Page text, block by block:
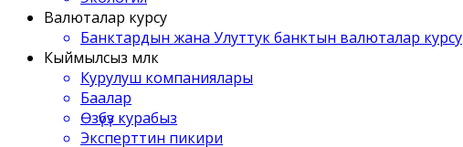
Валюталар курсу
Банктардын жана Улуттук банктын валюталар курсу
Кыймылсыз мүлк
Курулуш компаниялары
Баалар
Өзүбүз курабыз
Эксперттин пикири